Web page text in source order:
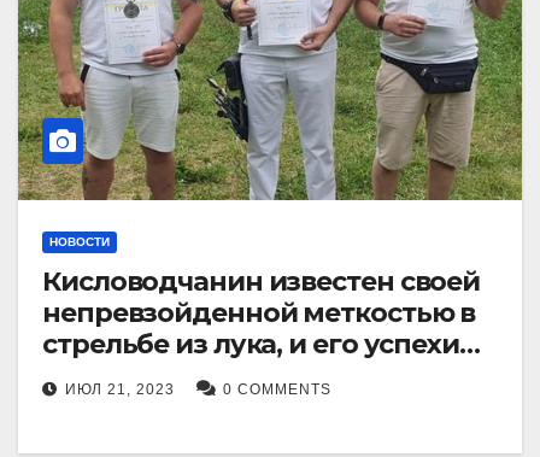
НОВОСТИ
Кисловодчанин известен своей
непревзойденной меткостью в
стрельбе из лука, и его успехи
прославили его в
Ставропольском крае.
ИЮЛ 21, 2023 0 COMMENTS